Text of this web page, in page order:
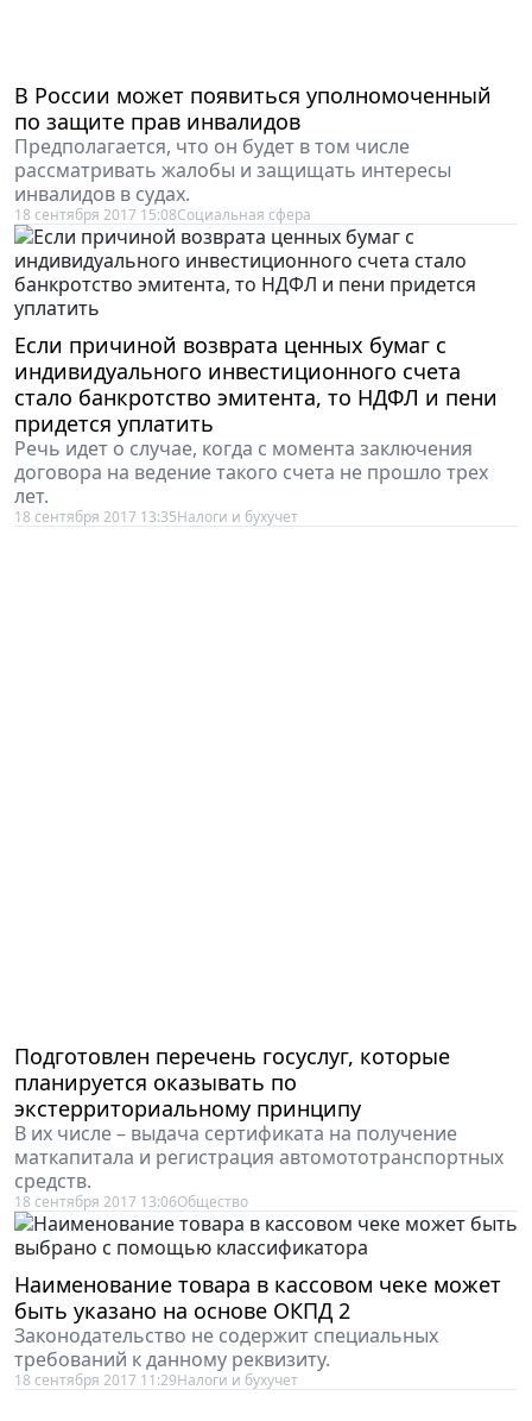
В России может появиться уполномоченный
по защите прав инвалидов
Предполагается, что он будет в том числе
рассматривать жалобы и защищать интересы
инвалидов в судах.
18 сентября 2017 15:08Социальная сфера
Если причиной возврата ценных бумаг с
индивидуального инвестиционного счета
стало банкротство эмитента, то НДФЛ и пени
придется уплатить
Речь идет о случае, когда с момента заключения
договора на ведение такого счета не прошло трех
лет.
18 сентября 2017 13:35Налоги и бухучет
Подготовлен перечень госуслуг, которые
планируется оказывать по
экстерриториальному принципу
В их числе – выдача сертификата на получение
маткапитала и регистрация автомототранспортных
средств.
18 сентября 2017 13:06Общество
Наименование товара в кассовом чеке может
быть указано на основе ОКПД 2
Законодательство не содержит специальных
требований к данному реквизиту.
18 сентября 2017 11:29Налоги и бухучет